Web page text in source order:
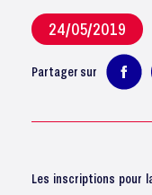
24/05/2019
Partager sur
Les inscriptions pour